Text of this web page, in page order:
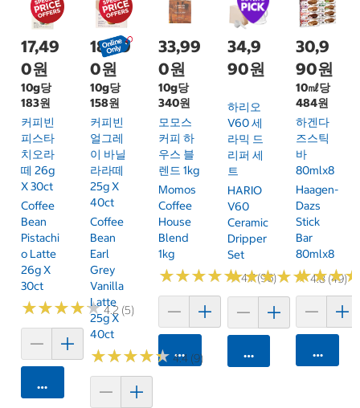
17,49
0원
10g당
183원
커피빈
피스타
치오라
떼 26g
X 30ct
Coffee
Bean
Pistachi
O Latte
26g X
30ct
★★★★★
★★★★★4.2 (5)
카트에 담기
18,99
0원
10g당
158원
커피빈
얼그레
이 바닐
라라떼
25g X
40ct
Coffee
Bean
Earl
Grey
Vanilla
Latte
25g X
40ct
★★★★★
★★★★★ 4.4 (9)
33,99
0원
10g당
340원
모모스
커피 하
우스 블
렌드 1kg
Momos
Coffee
House
Blend
1kg
★★★★★
★★★★★4.7 (96)
카트에 담기
34,9
90원
하리오
V60 세
라믹 드
리퍼 세
트
HARIO
V60
Ceramic
Dripper
Set
★★★★★
★★★★★4.8 (49)
카트에 담기
30,9
90원
10㎖당
484원
하겐다
즈스틱
바
80mlx8
Haagen-
Dazs
Stick
Bar
80mlx8
★★★
★★★
카트에